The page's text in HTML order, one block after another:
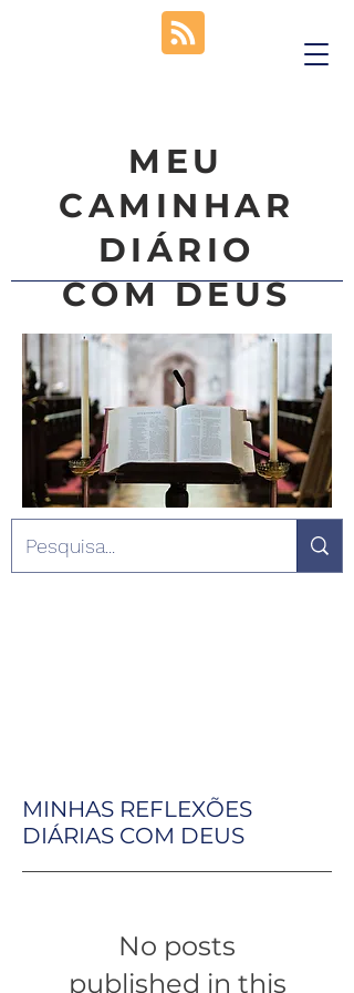
MEU
CAMINHAR
DIÁRIO
COM DEUS
MINHAS REFLEXÕES
DIÁRIAS COM DEUS
No posts
published in this